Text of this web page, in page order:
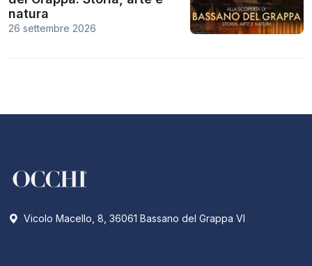
natura
26 settembre 2026
Vicolo Macello, 8, 36061 Bassano del Grappa VI